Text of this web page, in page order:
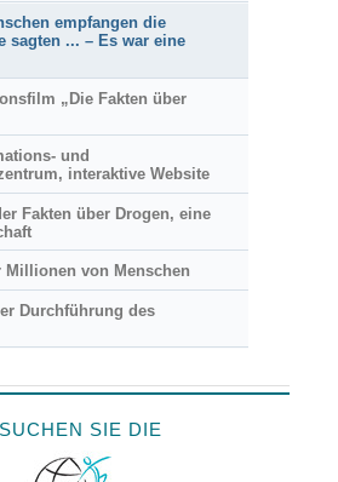
empfangen die
sagten ... – Es war eine
„Die Fakten über
und
interaktive Website
Fakten über Drogen, eine
Millionen von Menschen
Durchführung des
SIE DIE